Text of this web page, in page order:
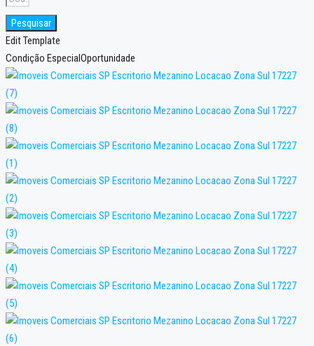
Pesquisar
Edit Template
Condição EspecialOportunidade